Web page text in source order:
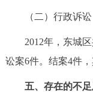
（二）行政诉讼
2012年，东城区
讼案6件。结案4件
五、存在的不足